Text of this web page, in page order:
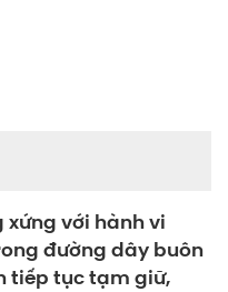
với hành vi
đường dây buôn
tiếp tục tạm giữ,